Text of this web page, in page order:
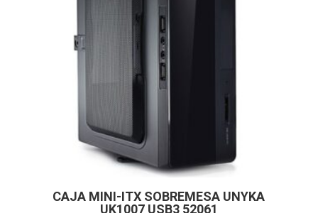
CAJA MINI-ITX SOBREMESA UNYKA
UK1007 USB3 52061